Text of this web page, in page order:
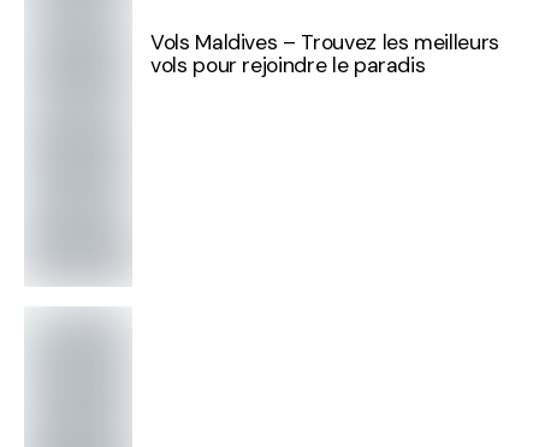
Vols Maldives – Trouvez les meilleurs
vols pour rejoindre le paradis